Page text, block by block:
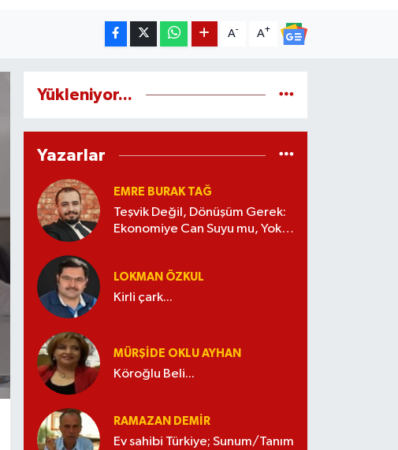
A- A+
Yükleniyor...
Yazarlar
EMRE BURAK TAĞ
Teşvik Değil, Dönüşüm Gerek:
Ekonomiye Can Suyu mu, Yoksa
LOKMAN ÖZKUL
Kirli çark...
MÜRŞIDE OKLU AYHAN
Köroğlu Beli...
RAMAZAN DEMİR
Ev sahibi Türkiye; Sunum/Tanım